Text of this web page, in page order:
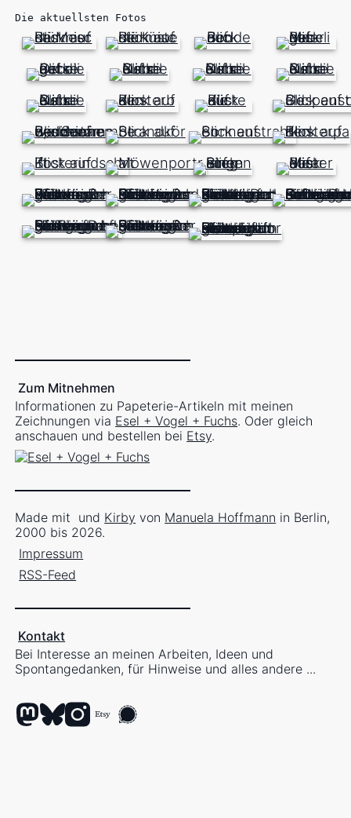
Die aktuellsten Fotos
Zum Mitnehmen
Informationen zu Papeterie-Artikeln mit meinen
Zeichnungen via Esel + Vogel + Fuchs. Oder gleich
anschauen und bestellen bei Etsy.
Made mit und Kirby von Manuela Hoffmann in Berlin,
2000 bis 2026.
Impressum
RSS-Feed
Kontakt
Bei Interesse an meinen Arbeiten, Ideen und
Spontangedanken, für Hinweise und alles andere ...